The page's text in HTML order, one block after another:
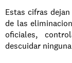
Estas cifras
de las
oficiales,
descuidar